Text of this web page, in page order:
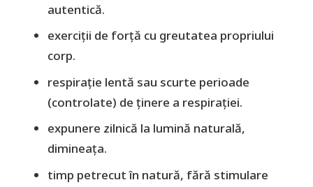
autentică.
exerciții de forță cu greutatea propriului
corp.
respirație lentă sau scurte perioade
(controlate) de ţinere a respiraţiei.
expunere zilnică la lumină naturală,
dimineața.
timp petrecut în natură, fără stimulare